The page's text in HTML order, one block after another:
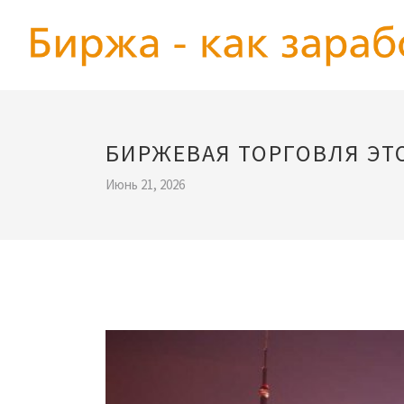
БИРЖЕВАЯ ТОРГОВЛЯ
Июнь 21, 2026